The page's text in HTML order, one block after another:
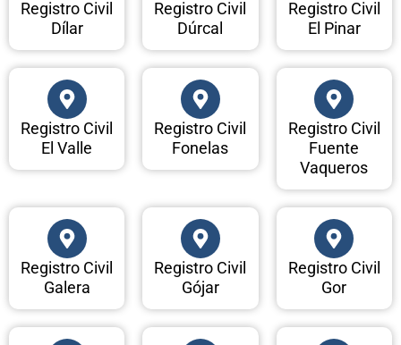
Registro Civil
Dílar
Registro Civil
Dúrcal
Registro Civil
El Pinar
Registro Civil
El Valle
Registro Civil
Fonelas
Registro Civil
Fuente
Vaqueros
Registro Civil
Galera
Registro Civil
Gójar
Registro Civil
Gor